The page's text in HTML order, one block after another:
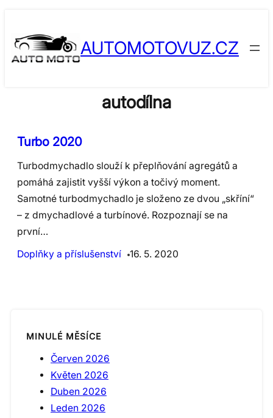
content
AUTOMOTOVUZ.CZ
autodílna
​Turbo 2020
Turbodmychadlo slouží k přeplňování agregátů a
pomáhá zajistit vyšší výkon a točivý moment.
Samotné turbodmychadlo je složeno ze dvou „skříní“
– z dmychadlové a turbínové. Rozpoznají se na
první…
Doplňky a příslušenství
16. 5. 2020
MINULÉ MĚSÍCE
Červen 2026
Květen 2026
Duben 2026
Leden 2026